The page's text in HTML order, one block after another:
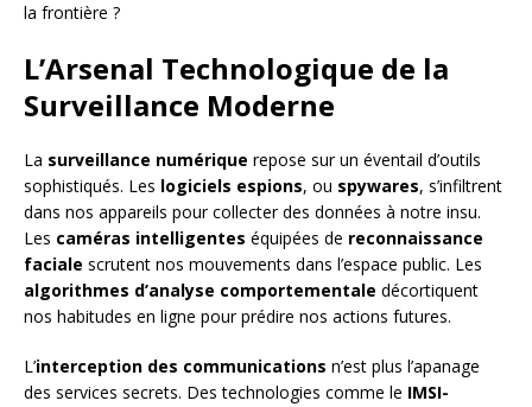
la frontière ?
L’Arsenal Technologique de la
Surveillance Moderne
La surveillance numérique repose sur un éventail d’outils
sophistiqués. Les logiciels espions, ou spywares, s’infiltrent
dans nos appareils pour collecter des données à notre insu.
Les caméras intelligentes équipées de reconnaissance
faciale scrutent nos mouvements dans l’espace public. Les
algorithmes d’analyse comportementale décortiquent
nos habitudes en ligne pour prédire nos actions futures.
L’interception des communications n’est plus l’apanage
des services secrets. Des technologies comme le IMSI-